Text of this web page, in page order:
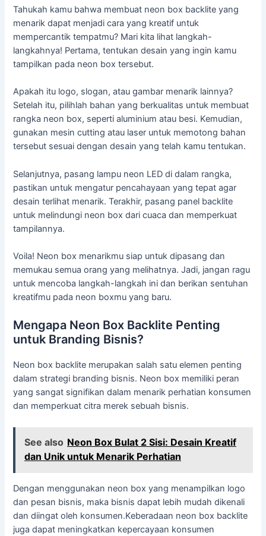
Tahukah kamu bahwa membuat neon box backlite yang
menarik dapat menjadi cara yang kreatif untuk
mempercantik tempatmu? Mari kita lihat langkah-
langkahnya! Pertama, tentukan desain yang ingin kamu
tampilkan pada neon box tersebut.
Apakah itu logo, slogan, atau gambar menarik lainnya?
Setelah itu, pilihlah bahan yang berkualitas untuk membuat
rangka neon box, seperti aluminium atau besi. Kemudian,
gunakan mesin cutting atau laser untuk memotong bahan
tersebut sesuai dengan desain yang telah kamu tentukan.
Selanjutnya, pasang lampu neon LED di dalam rangka,
pastikan untuk mengatur pencahayaan yang tepat agar
desain terlihat menarik. Terakhir, pasang panel backlite
untuk melindungi neon box dari cuaca dan memperkuat
tampilannya.
Voila! Neon box menarikmu siap untuk dipasang dan
memukau semua orang yang melihatnya. Jadi, jangan ragu
untuk mencoba langkah-langkah ini dan berikan sentuhan
kreatifmu pada neon boxmu yang baru.
Mengapa Neon Box Backlite Penting
untuk Branding Bisnis?
Neon box backlite merupakan salah satu elemen penting
dalam strategi branding bisnis. Neon box memiliki peran
yang sangat signifikan dalam menarik perhatian konsumen
dan memperkuat citra merek sebuah bisnis.
See also Neon Box Bulat 2 Sisi: Desain Kreatif
dan Unik untuk Menarik Perhatian
Dengan menggunakan neon box yang menampilkan logo
dan pesan bisnis, maka bisnis dapat lebih mudah dikenali
dan diingat oleh konsumen.Keberadaan neon box backlite
juga dapat meningkatkan kepercayaan konsumen